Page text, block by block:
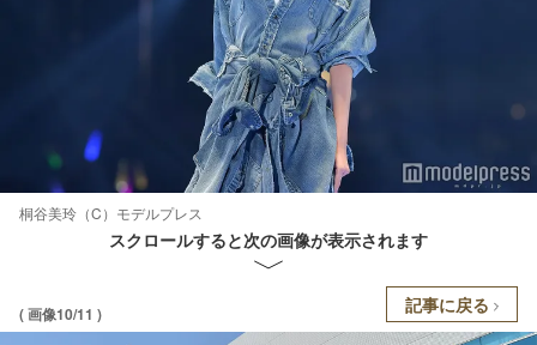
桐谷美玲（C）モデルプレス
スクロールすると次の画像が表示されます
( 画像10/11 ) 記事に戻る